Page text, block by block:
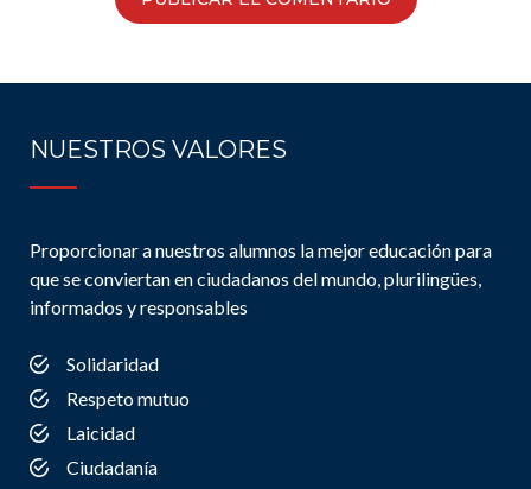
NUESTROS VALORES
Proporcionar a nuestros alumnos la mejor educación para
que se conviertan en ciudadanos del mundo, plurilingües,
informados y responsables
Solidaridad
Respeto mutuo
Laicidad
Ciudadanía